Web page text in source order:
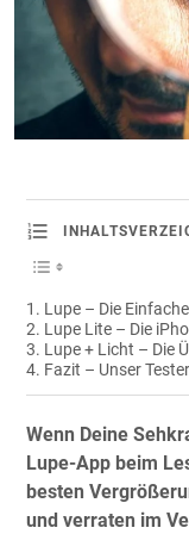
Lupe – Die Einfache
Lupe Lite – Die
Lupe + Licht – Die
Fazit – Unser
Wenn Deine
Lupe-App beim
besten
und verraten im